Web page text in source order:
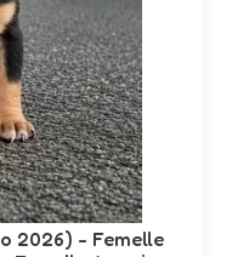
2026) - Femelle